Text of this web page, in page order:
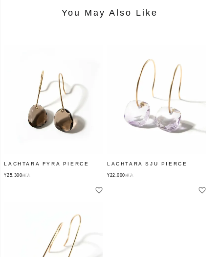
You May Also Like
LACHTARA FYRA PIERCE
¥25,300税込
LACHTARA SJU PIERCE
¥22,000税込